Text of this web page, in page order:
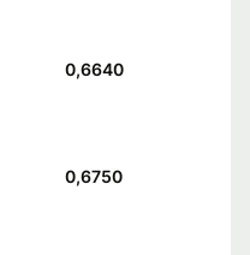
0,6640
0,6750